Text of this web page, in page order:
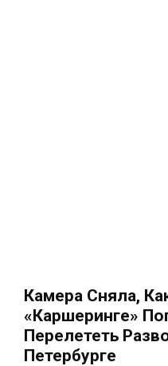
Камера Сняла,
«каршеринге»
Перелететь
Петербурге